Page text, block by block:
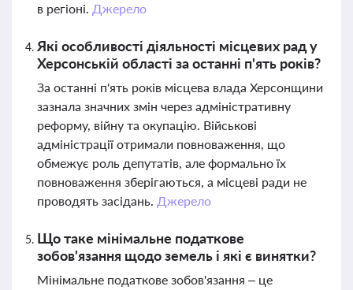
в регіоні. Джерело
Які особливості діяльності місцевих рад у
Херсонській області за останні п'ять років?
За останні п'ять років місцева влада Херсонщини
зазнала значних змін через адміністративну
реформу, війну та окупацію. Військові
адміністрації отримали повноваження, що
обмежує роль депутатів, але формально їх
повноваження зберігаються, а місцеві ради не
проводять засідань. Джерело
Що таке мінімальне податкове
зобов'язання щодо земель і які є винятки?
Мінімальне податкове зобов'язання – це